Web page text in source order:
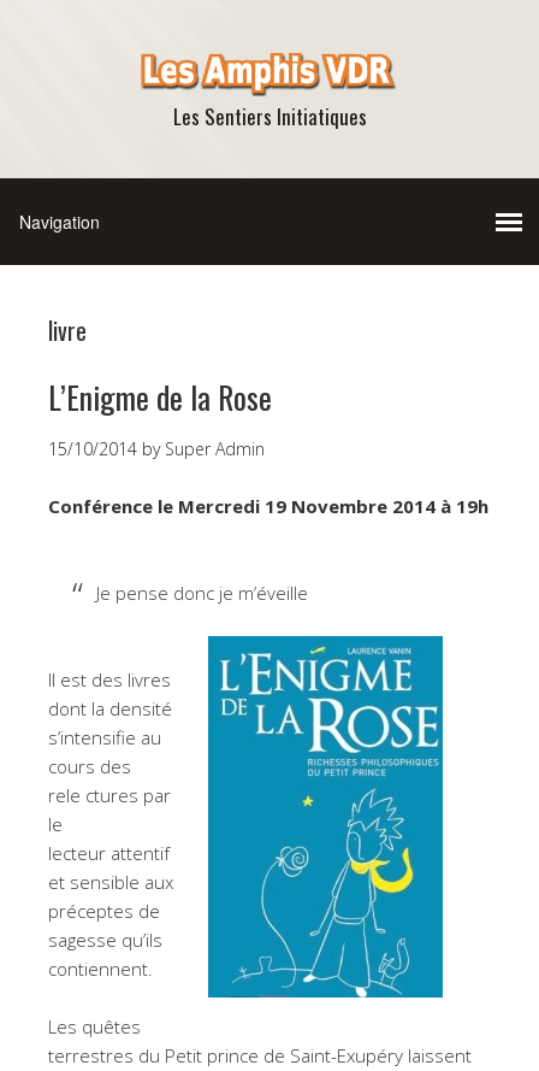
Les Sentiers Initiatiques
livre
L’Enigme de la Rose
15/10/2014 by Super Admin
Conférence le Mercredi 19 Novembre 2014 à 19h
Je pense donc je m’éveille
Il est des livres
dont la densité
s’intensifie au
cours des
rele ctures par
le
lecteur attentif
et sensible aux
préceptes de
sagesse qu’ils
contiennent.
Les quêtes
terrestres du Petit prince de Saint-Exupéry laissent